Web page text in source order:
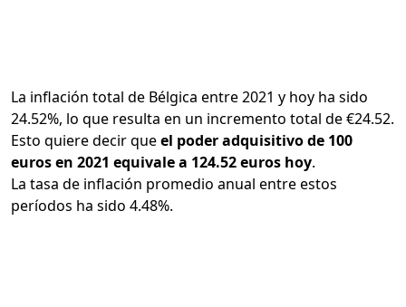
La inflación total de Bélgica entre 2021 y hoy ha sido
24.52%, lo que resulta en un incremento total de €24.52.
Esto quiere decir queel poder adquisitivo de 100
euros en 2021 equivale a 124.52 euros hoy.
La tasa de inflación promedio anual entre estos
períodos ha sido 4.48%.